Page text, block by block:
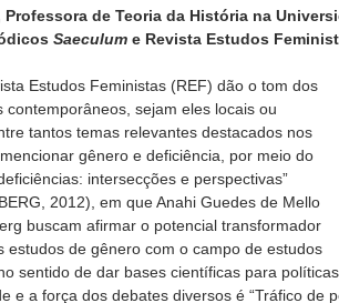
Professora de Teoria da História na
Saeculum e Revista Estudos
Estudos Feministas (REF) dão o tom dos
contemporâneos, sejam eles locais ou
tantos temas relevantes destacados nos
gênero e deficiência, por meio do
intersecções e perspectivas”
2012), em que Anahi Guedes de Mello
buscam afirmar o potencial transformador
estudos de gênero com o campo de estudos
sentido de dar bases científicas para
e a força dos debates diversos é “Tráfico de